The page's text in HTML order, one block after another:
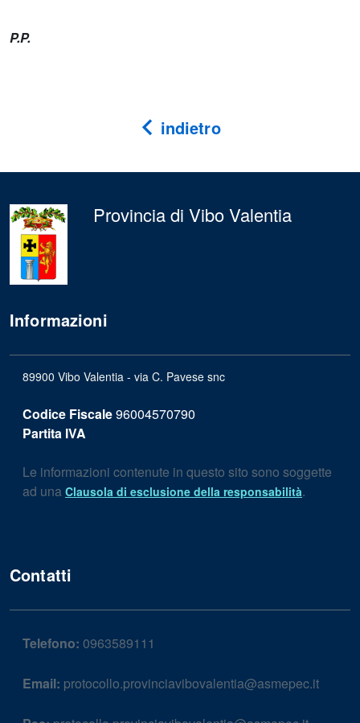
P.P.
indietro
Provincia di Vibo Valentia
Informazioni
89900 Vibo Valentia - via C. Pavese snc
Codice Fiscale96004570790
Partita IVA
Le informazioni contenute in questo sito sono soggette
ad una Clausola di esclusione della responsabilità.
Contatti
Telefono: 0963589111
Email: protocollo.provinciavibovalentia@asmepec.it